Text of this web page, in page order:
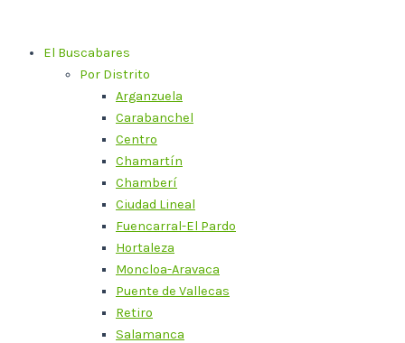
contenidoEl Buscabares
Por Distrito
Arganzuela
Carabanchel
Centro
Chamartín
Chamberí
Ciudad Lineal
Fuencarral-El Pardo
Hortaleza
Moncloa-Aravaca
Puente de Vallecas
Retiro
Salamanca